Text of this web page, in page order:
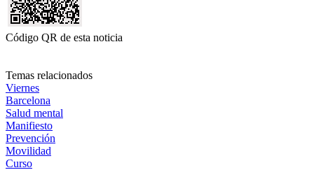
Código QR de esta noticia
Temas relacionados
Viernes
Barcelona
Salud mental
Manifiesto
Prevención
Movilidad
Curso